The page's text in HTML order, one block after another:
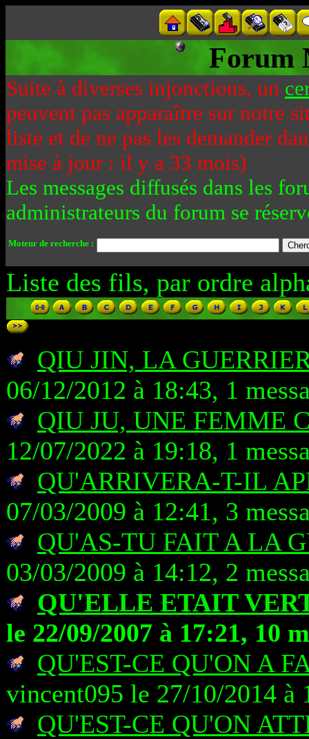
Forum
Suite à diverses injonctions, un
peuvent pas apparaître sur notre
liste et de ne pas les demander
mise à jour : il y a 33 mois)
Les messages diffusés dans les
administrateurs du forum se
Moteur de recherche :
Liste des fils, par ordre
QIU JIN, LA
06/12/2012 à 18:43, 1
QIU JU, UNE FEMME
12/07/2022 à 19:18, 1
QU'ARRIVERA-T-IL
07/03/2009 à 12:41, 3
QU'AS-TU FAIT A LA
03/03/2009 à 14:12, 2
QU'ELLE ETAIT
le 22/09/2007 à 17:21, 10
QU'EST-CE QU'ON A
vincent095 le 27/10/2014 à
QU'EST-CE QU'ON